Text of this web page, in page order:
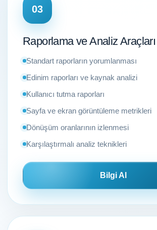
03
Raporlama ve Analiz Araçları
Standart raporların yorumlanması
Edinim raporları ve kaynak analizi
Kullanıcı tutma raporları
Sayfa ve ekran görüntüleme metrikleri
Dönüşüm oranlarının izlenmesi
Karşılaştırmalı analiz teknikleri
Bilgi Al